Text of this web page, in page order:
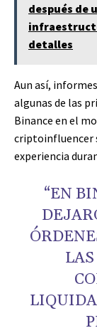
después de
detalles
Aun así,
algunas de las
Binance en el
criptoinfluencer
experiencia
“EN